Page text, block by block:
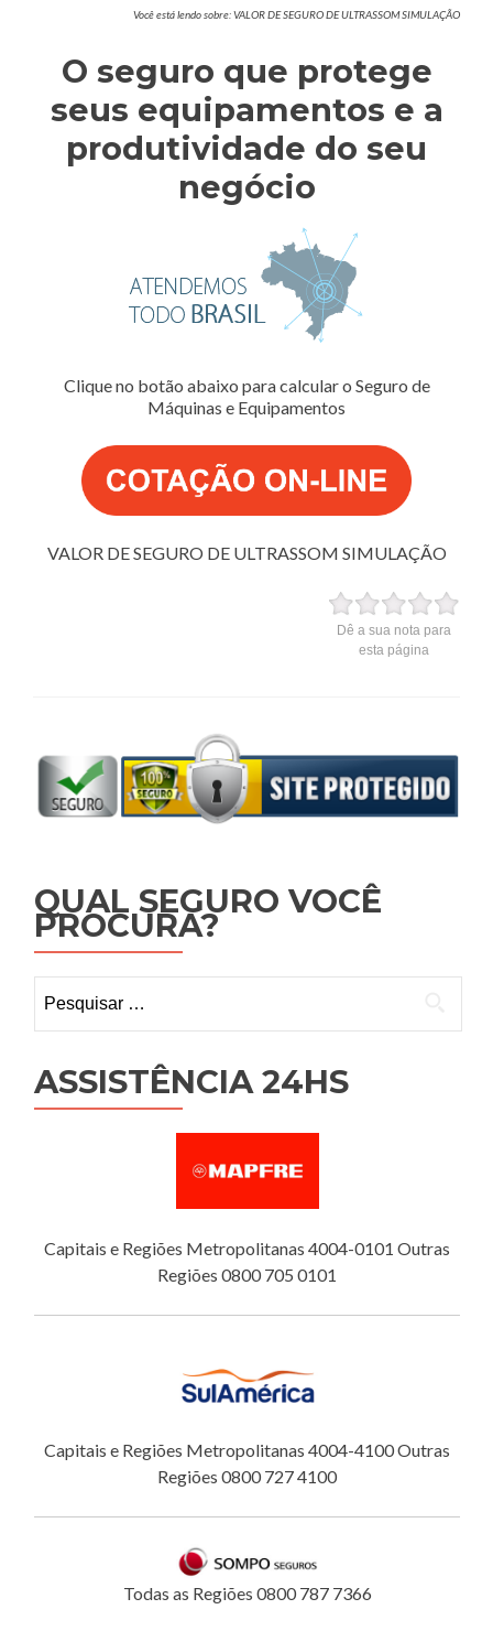
Você está lendo sobre: VALOR DE SEGURO DE ULTRASSOM SIMULAÇÃO
O seguro que protege
seus equipamentos e a
produtividade do seu
negócio
Clique no botão abaixo para calcular o Seguro de
Máquinas e Equipamentos
VALOR DE SEGURO DE ULTRASSOM SIMULAÇÃO
Dê a sua nota para
esta página
QUAL SEGURO VOCÊ
PROCURA?
por:
ASSISTÊNCIA 24HS
Capitais e Regiões Metropolitanas 4004-0101 Outras
Regiões 0800 705 0101
Capitais e Regiões Metropolitanas 4004-4100 Outras
Regiões 0800 727 4100
Todas as Regiões 0800 787 7366